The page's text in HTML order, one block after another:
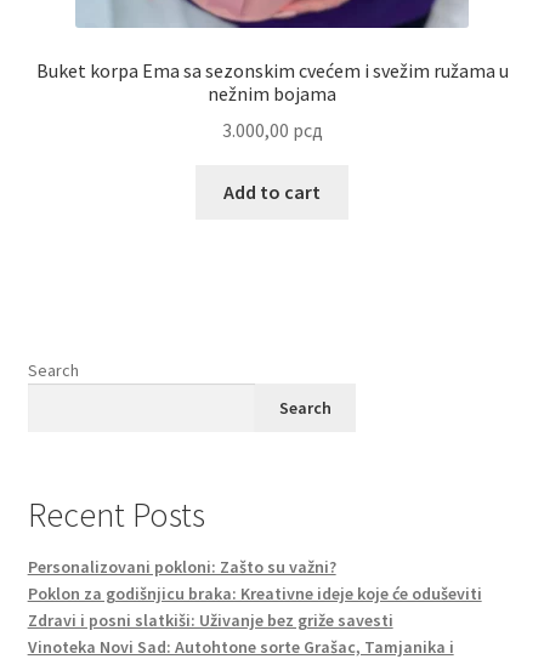
Buket korpa Ema sa sezonskim cvećem i svežim ružama u
nežnim bojama
3.000,00 рсд
Add to cart
Search
Search
Recent Posts
Personalizovani pokloni: Zašto su važni?
Poklon za godišnjicu braka: Kreativne ideje koje će oduševiti
Zdravi i posni slatkiši: Uživanje bez griže savesti
Vinoteka Novi Sad: Autohtone sorte Grašac, Tamjanika i